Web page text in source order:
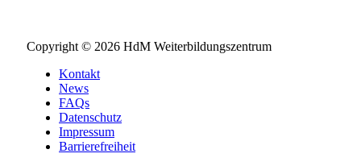
Copyright © 2026 HdM Weiterbildungszentrum
Kontakt
News
FAQs
Datenschutz
Impressum
Barrierefreiheit